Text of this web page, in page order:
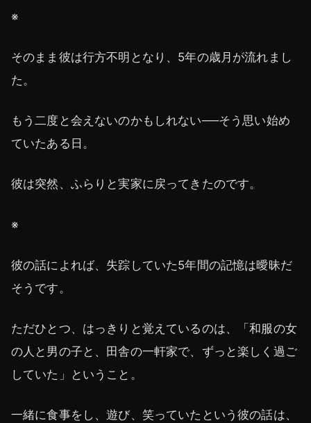
※
そのまま彼は行方不明となり、5年の歳月が流れまし
た。
もう二度と会えないのかもしれない──そう思い始め
ていたある日。
彼は突然、ふらりと実家に戻ってきたのです。
※
彼の話によれば、失踪していた5年間の記憶は曖昧だ
そうです。
ただひとつ、はっきりと覚えているのは、「和服の女
の人と男の子と、田舎の一軒家で、ずっと楽しく過ご
していた」ということ。
一緒に食事をし、遊び、笑っていたという彼の話は、